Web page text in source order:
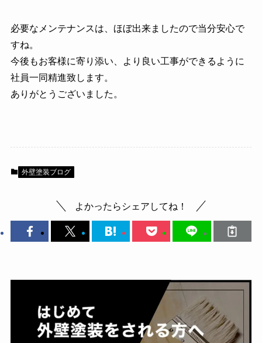
必要なメンテナンスは、ほぼ出来ましたので当分安心で
すね。
今後もお客様に寄り添い、より良い工事ができるように
社員一同精進致します。
ありがとうございました。
外壁塗装ブログ
よかったらシェアしてね！